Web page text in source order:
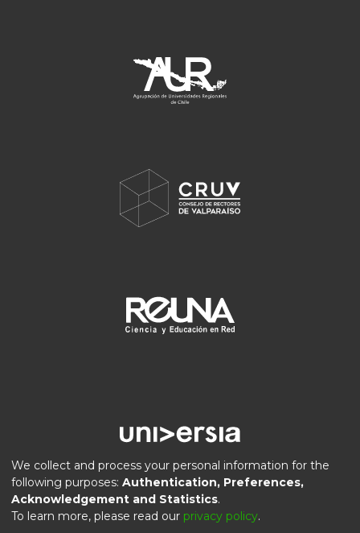
DSpace software copyright © 2002-2026
We collect and process your personal information for the
following purposes: Authentication, Preferences,
Acknowledgement and Statistics.
To learn more, please read our privacy policy.